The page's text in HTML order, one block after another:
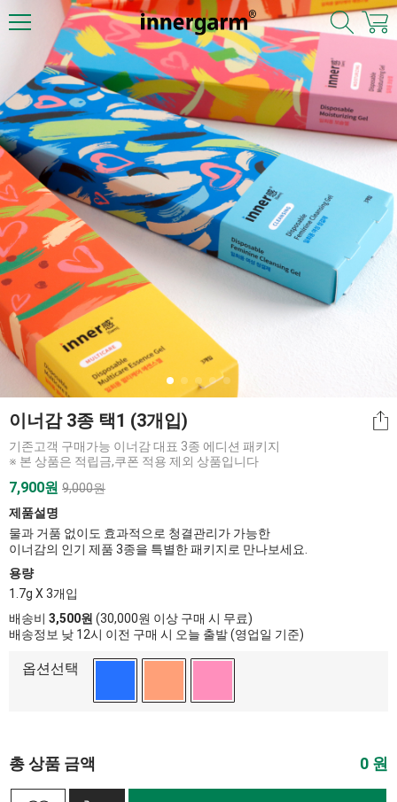
이너감 3종 택1 (3개입)
기존고객 구매가능 이너감 대표 3종 에디션 패키지
※ 본 상품은 적립금,쿠폰 적용 제외 상품입니다
7,900원 9,000원
제품설명
물과 거품 없이도 효과적으로 청결관리가 가능한
이너감의 인기 제품 3종을 특별한 패키지로 만나보세요.
용량
1.7g X 3개입
배송비 3,500원 (30,000원 이상 구매 시 무료)
배송정보 낮 12시 이전 구매 시 오늘 출발 (영업일 기준)
옵션선택
총 상품 금액 0 원